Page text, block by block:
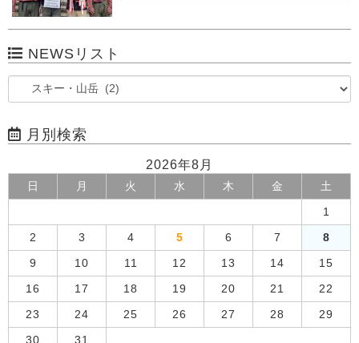
NEWSリスト
月別検索
2026年8月
日 月 火 水 木 金 土
1
2 3 4 5 6 7 8
9 10 11 12 13 14 15
16 17 18 19 20 21 22
23 24 25 26 27 28 29
30 31